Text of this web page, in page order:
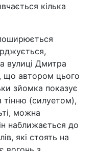
кілька
вулиці Дмитра
що автором цього
зйомка показує
тінню (силуетом),
можна
наближається до
які стоять на